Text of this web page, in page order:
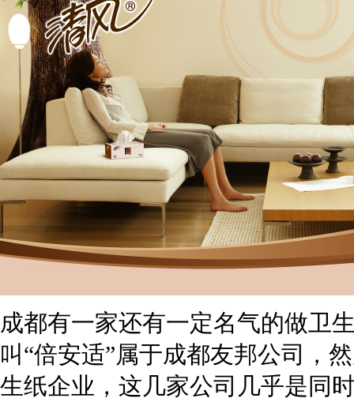
成都有一家还有一定名气的做卫
叫“倍安适”属于成都友邦公司，
生纸企业，这几家公司几乎是同